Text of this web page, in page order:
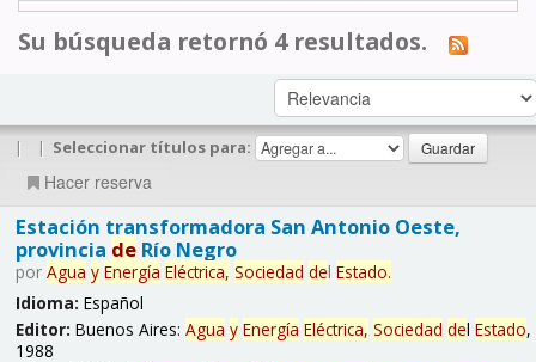
Su búsqueda retornó 4 resultados.
| | Seleccionar títulos para:
Hacer reserva
Estación transformadora San Antonio Oeste,
provincia deRío Negro
por Agua y Energía Eléctrica, Sociedad del Estado.
Idioma: Español
Editor: Buenos Aires: Agua y Energía Eléctrica, Sociedad del Estado,
1988